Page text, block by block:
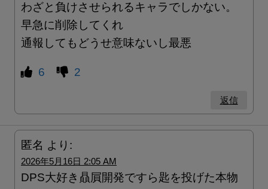
わざと負けさせられるキャラでしかない。
早急に削除してくれ
通報してもどうせ意味ないし最悪
6 2
返信
匿名 より:
2026年5月16日 2:05 AM
DPS大好き贔屓開発ですら匙を投げた本物